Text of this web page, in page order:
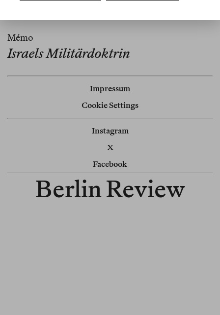
Mémo
Israels Militärdoktrin
Impressum
Cookie Settings
Instagram
X
Facebook
Berlin Review